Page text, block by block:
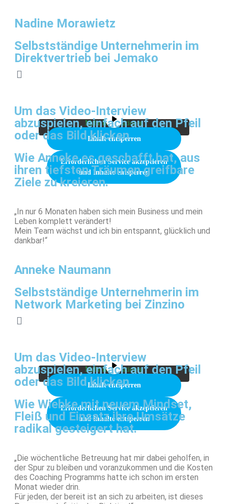
Nadine Morawietz
Selbstständige Unternehmerin im
Direktvertrieb bei Jemako
Drittanbieter weitergegeben werden.
Mehr Informationen
Inhalt entsperren
Erforderlichen Service akzeptieren
und Inhalte entsperren
Um das Video-Interview
abzuspielen, einfach auf den Pfeil
oder das Bild klicken
Wie Anneke es geschafft hat, aus
ihren tiefsten Träumen greifbare
Ziele zu kreieren.
„In nur 6 Monaten haben sich mein Business und mein
Leben komplett verändert!
Mein Team wächst und ich bin entspannt, glücklich und
dankbar!“
Anneke Naumann
Selbstständige Unternehmerin im
Network Marketing bei Zinzino
Drittanbieter weitergegeben werden.
Mehr Informationen
Inhalt entsperren
Erforderlichen Service akzeptieren
und Inhalte entsperren
Um das Video-Interview
abzuspielen, einfach auf den Pfeil
oder das Bild klicken
Wie Wiebke mit neuem Mindset,
Fleiß und Einsatz ihre Umsätze
radikal gesteigert hat.
„Die wöchentliche Betreuung hat mir dabei geholfen, in
der Spur zu bleiben und voranzukommen und die Kosten
des Coaching Programms hatte ich schon im ersten
Monat wieder drin.
Für jeden, der bereit ist an sich zu arbeiten, ist dieses